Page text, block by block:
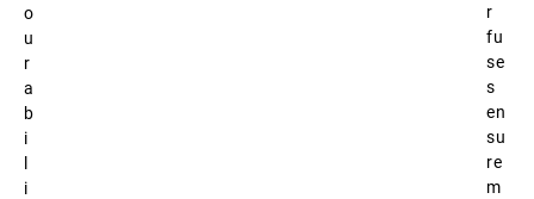
o
u
r
a
b
i
i
r
fu
se
s
en
su
re
m